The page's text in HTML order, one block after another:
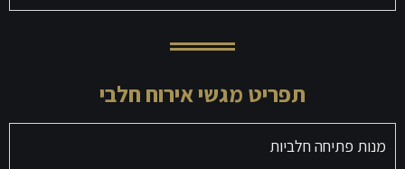
תפריט מגשי אירוח חלבי
מנות פתיחה חלביות